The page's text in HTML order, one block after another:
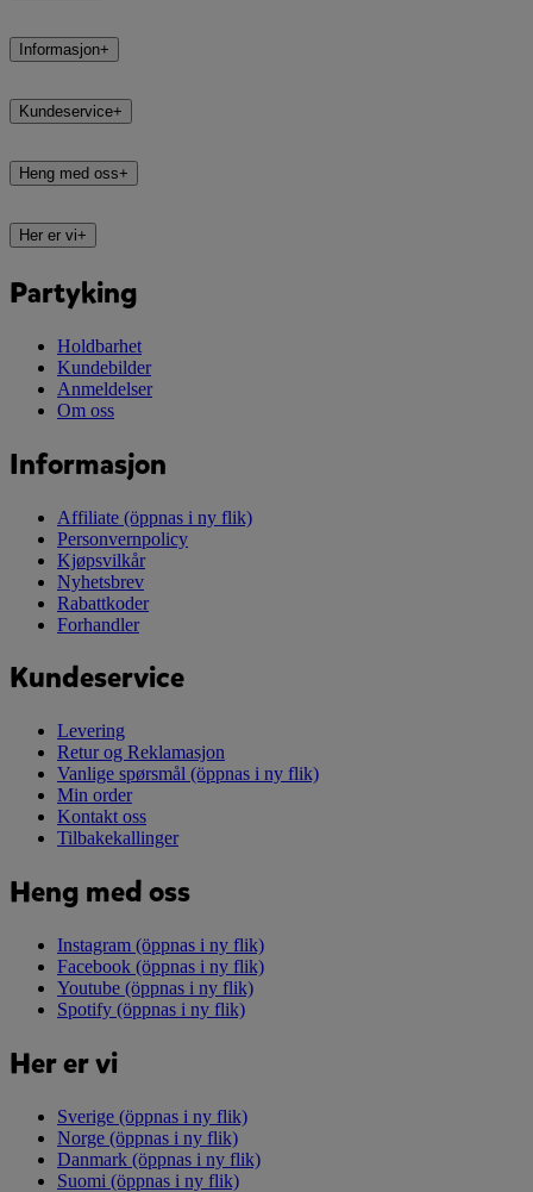
Informasjon+
Kundeservice+
Heng med oss+
Her er vi+
Partyking
Holdbarhet
Kundebilder
Anmeldelser
Om oss
Informasjon
Affiliate (öppnas i ny flik)
Personvernpolicy
Kjøpsvilkår
Nyhetsbrev
Rabattkoder
Forhandler
Kundeservice
Levering
Retur og Reklamasjon
Vanlige spørsmål (öppnas i ny flik)
Min order
Kontakt oss
Tilbakekallinger
Heng med oss
Instagram (öppnas i ny flik)
Facebook (öppnas i ny flik)
Youtube (öppnas i ny flik)
Spotify (öppnas i ny flik)
Her er vi
Sverige (öppnas i ny flik)
Norge (öppnas i ny flik)
Danmark (öppnas i ny flik)
Suomi (öppnas i ny flik)